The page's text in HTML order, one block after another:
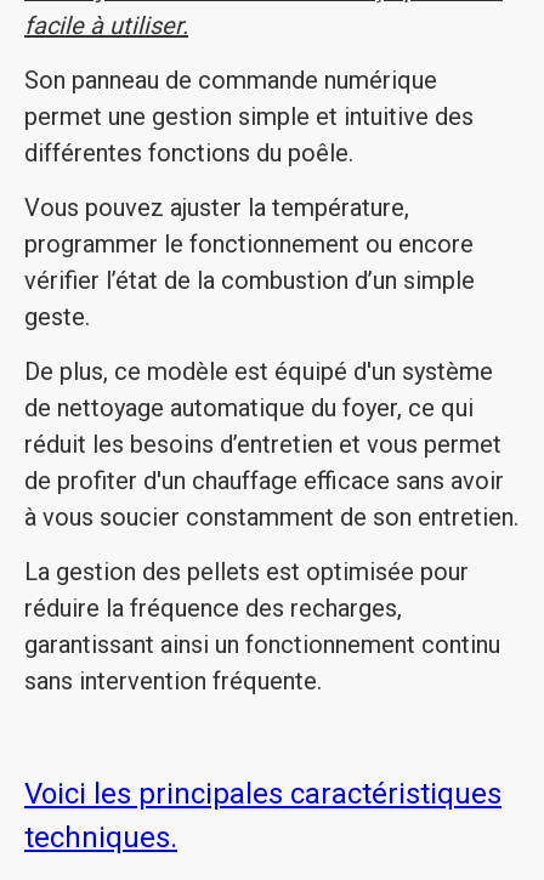
facile à utiliser.
Son panneau de commande numérique
permet une gestion simple et intuitive des
différentes fonctions du poêle.
Vous pouvez ajuster la température,
programmer le fonctionnement ou encore
vérifier l’état de la combustion d’un simple
geste.
De plus, ce modèle est équipé d'un système
de nettoyage automatique du foyer, ce qui
réduit les besoins d’entretien et vous permet
de profiter d'un chauffage efficace sans avoir
à vous soucier constamment de son entretien.
La gestion des pellets est optimisée pour
réduire la fréquence des recharges,
garantissant ainsi un fonctionnement continu
sans intervention fréquente.
Voici les principales caractéristiques
techniques.